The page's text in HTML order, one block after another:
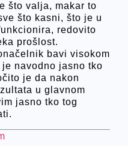
što valja, makar to
što kasni, što je u
redovito
prošlost.
bavi visokom
navodno jasno tko
je da nakon
u glavnom
jasno tko tog